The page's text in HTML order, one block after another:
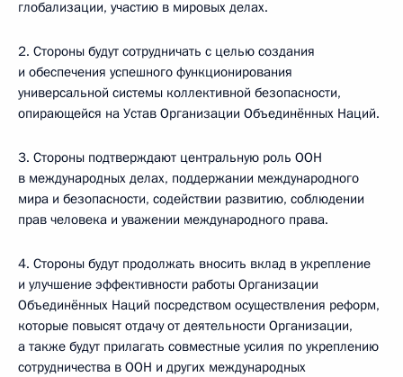
глобализации, участию в мировых делах.
2. Стороны будут сотрудничать с целью создания
и обеспечения успешного функционирования
универсальной системы коллективной безопасности,
опирающейся на Устав Организации Объединённых Наций.
3. Стороны подтверждают центральную роль ООН
в международных делах, поддержании международного
мира и безопасности, содействии развитию, соблюдении
прав человека и уважении международного права.
4. Стороны будут продолжать вносить вклад в укрепление
и улучшение эффективности работы Организации
Объединённых Наций посредством осуществления реформ,
которые повысят отдачу от деятельности Организации,
а также будут прилагать совместные усилия по укреплению
сотрудничества в ООН и других международных